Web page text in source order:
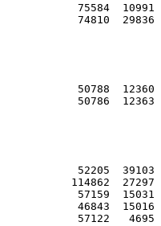
75584  10991
50788  12360
52205  39103
114862  27297
57159  15031
46843  15016